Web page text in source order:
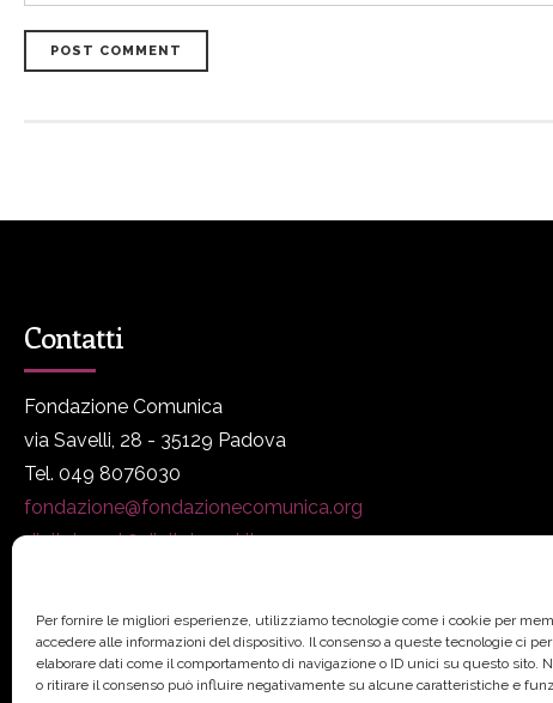
Per fornire le migliori esperienze, utilizziamo tecnologie come i cookie per
accedere alle informazioni del dispositivo. Il consenso a queste tecnologie ci
elaborare dati come il comportamento di navigazione o ID unici su questo sito.
o ritirare il consenso può influire negativamente su alcune caratteristiche e
POST COMMENT
Contatti
Fondazione Comunica
via Savelli, 28 - 35129 Padova
Tel. 049 8076030
fondazione@fondazionecomunica.org
digitalmeet@digitalmeet.it